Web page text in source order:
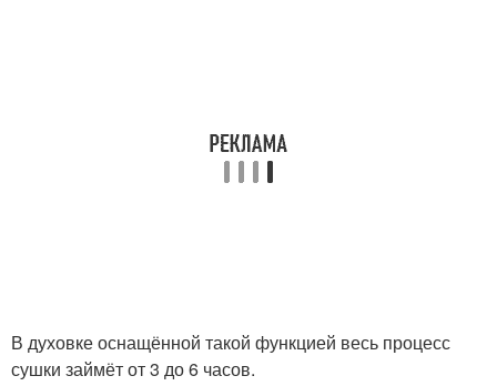
В духовке оснащённой такой функцией весь процесс
сушки займёт от 3 до 6 часов.